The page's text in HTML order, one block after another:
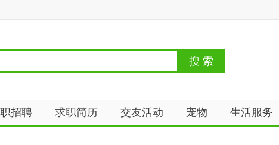
招聘 求职简历 交友活动 宠物 生活服务